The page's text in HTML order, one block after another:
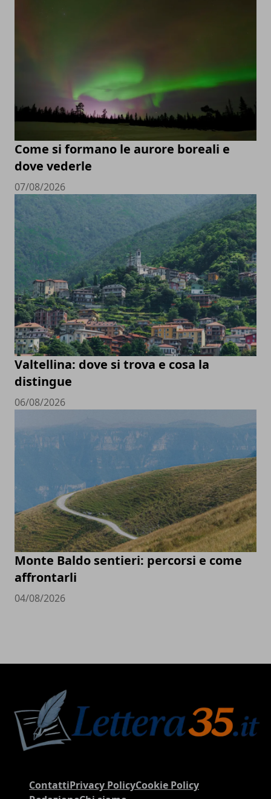
Come si formano le aurore boreali e
dove vederle
07/08/2026
Valtellina: dove si trova e cosa la
distingue
06/08/2026
Monte Baldo sentieri: percorsi e come
affrontarli
04/08/2026
ContattiPrivacy PolicyCookie Policy